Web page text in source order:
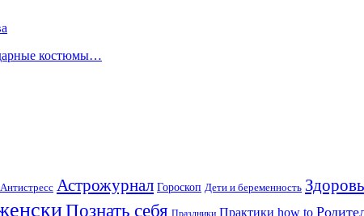
костюмы…
Антистресс Астрожурнал Гороскоп Дети и беременность
Познать себя Праздники Практики how to